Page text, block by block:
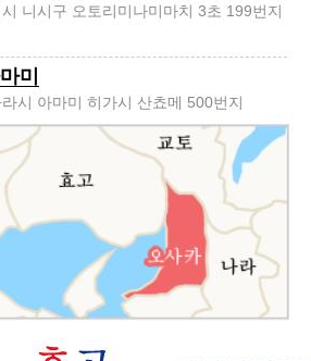
니시구 오토리미나미마치 3초 199번지
미
시 아마미 히가시 산쵸메 500번지